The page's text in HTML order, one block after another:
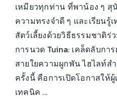
เหมียวทุกท่าน ที่พาน้อง ๆ สุ
ความทรงจำดี ๆ และเรียน
สัตว์เลี้ยงด้วยวิธีธรรมชาติร่
การนวด Tuina: เคล็ดลับกา
สายใยความผูกพัน ไฮไลท์ส
ครั้งนี้ คือการเปิดโอกาสให้ผู้
เทคนิค ...